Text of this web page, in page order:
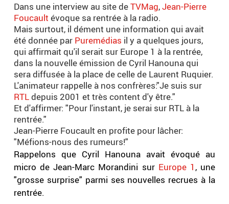
Dans une interview au site deTVMag,Jean-Pierre
Foucault évoque sa rentrée à la radio.
Mais surtout, il dément une information qui avait
été donnée par Puremédias il y a quelques jours,
qui affirmait qu'il serait sur Europe 1 à la rentrée,
dans la nouvelle émission de Cyril Hanouna qui
sera diffusée à la place de celle de Laurent Ruquier.
L'animateur rappelle à nos confrères:"Je suis sur
RTLdepuis 2001 et très content d'y être."
Et d'affirmer: "Pour l'instant, je serai sur RTL à la
rentrée."
Jean-Pierre Foucault en profite pour lâcher:
"Méfions-nous des rumeurs!"
Rappelons que Cyril Hanouna avait évoqué au
micro de Jean-Marc Morandini sur Europe 1 , une
"grosse surprise" parmi ses nouvelles recrues à la
rentrée.